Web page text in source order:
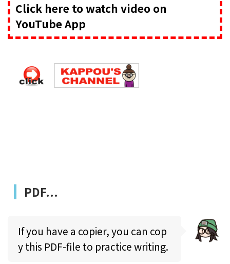
Click here to watch video on
YouTube App
PDF...
If you have a copier, you can cop
y this PDF-file to practice writing.